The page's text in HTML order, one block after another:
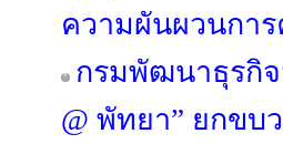
ความผันผวนการ
กรมพัฒนาธุรกิจ
@ พัทยา” ยกขบ